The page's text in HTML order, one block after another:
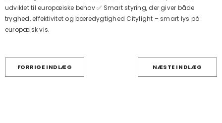
udviklet til europæiske behov ✅ Smart styring, der giver både
tryghed, effektivitet og bæredygtighed Citylight – smart lys på
europæisk vis.
FORRIGE INDLÆG NÆSTE INDLÆG